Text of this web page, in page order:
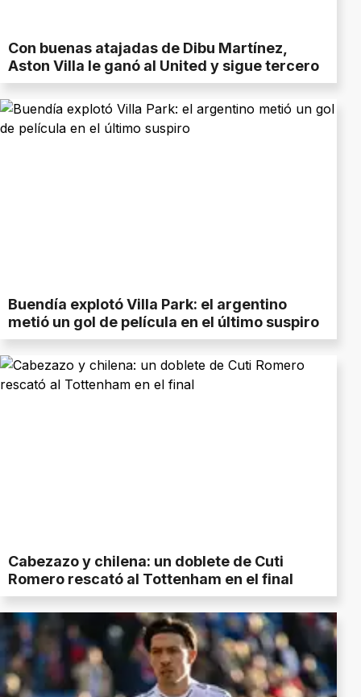
Con buenas atajadas de Dibu Martínez,
Aston Villa le ganó al United y sigue tercero
Buendía explotó Villa Park: el argentino
metió un gol de película en el último suspiro
Cabezazo y chilena: un doblete de Cuti
Romero rescató al Tottenham en el final